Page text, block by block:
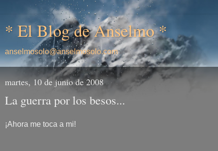
* El Blog de Anselmo *
anselmosolo@anselmosolo.com
martes, 10 de junio de 2008
La guerra por los besos...
¡Ahora me toca a mi!